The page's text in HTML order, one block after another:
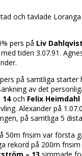
och tävlade
pers på Liv
tiden 3.07.91.
på samtliga starter
av det
14och Felix Heimdahl
Alexander på
på samtliga 5
50m frisim var första
rekord på 200m frisim